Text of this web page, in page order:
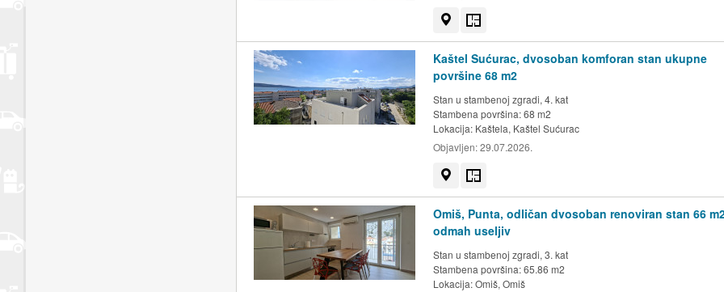
Kaštel Sućurac, dvosoban komforan stan ukupne
površine 68 m2
Stan u stambenoj zgradi, 4. kat
Stambena površina: 68 m2
Lokacija: Kaštela, Kaštel Sućurac
Objavljen:29.07.2026.
Omiš, Punta, odličan dvosoban renoviran stan 66
odmah useljiv
Stan u stambenoj zgradi, 3. kat
Stambena površina: 65.86 m2
Lokacija:Omiš, Omiš